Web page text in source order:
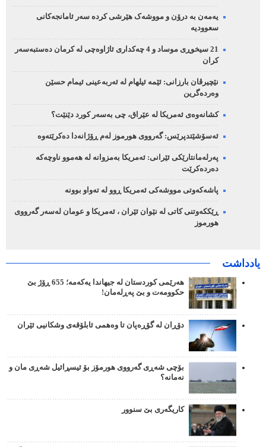
یەمەن بە درۆن و مووشەک هێرشی کردە سەر ئامانجەکانی
سعوودیە
21 سیخوڕی موساد و 4 چەکداری ئاژاوەچی لە کرمان دەستبەسەر
کران
نێچیرڤان بارزانی: ئێمە ئیلهام لە ئەربەعینی ئیمام حسێن
وەردەگرین
کشانەوەی ئەمریکا لە عێراق، چی بەسەر کورد دێنێت؟
ئەسۆشێتدپرێس: گەرووی هورموز لەم ڕۆژانەدا دەکرێتەوە
پەرلەمانتارێکی ئێرانی: ئەمریکا بەمزوانە لە هەموو ناوچەکە
دەردەکرێت
پاشەکەوتی مووشەکی ئەمریکا ڕوو لە تەواو بوونە
ڕێککەوتنی کاتی لە نێوان ئێران ، ئەمریکا و عومان لەسەر گەرووی
هورموز
یادداشت
هەرێمی کوردستان لە جیهاندا یەکەمە؛ 655 ڕۆژ بێ
حکوومەت و بێ پەڕلەمان!
دۆڕان لە گۆڕەپان تا وەهمی ئابلۆقەی وشکانیی ئێران
بۆچی شەڕی گەرووی هورمۆز بۆ ئیسڕائیل شەڕی مان و
نەمانە؟
کاریگەری بێ سنوور